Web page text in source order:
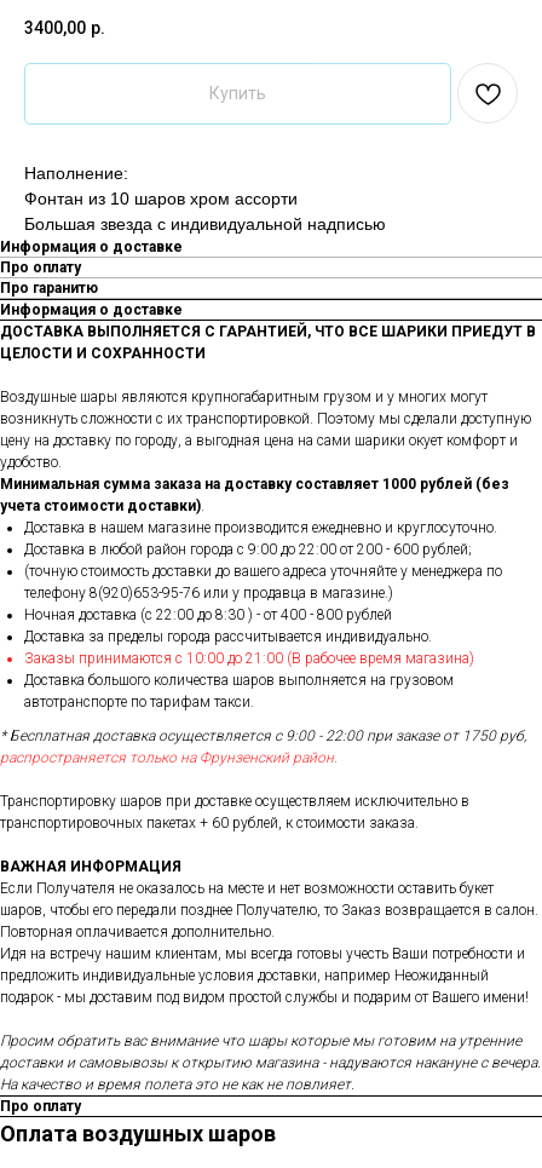
3400,00 р.
Купить
Наполнение:
Фонтан из 10 шаров хром ассорти
Большая звезда с индивидуальной надписью
Информация о доставке
Про оплату
Про гаранитю
Информация о доставке
ДОСТАВКА ВЫПОЛНЯЕТСЯ С ГАРАНТИЕЙ, ЧТО ВСЕ ШАРИКИ ПРИЕДУТ В
ЦЕЛОСТИ И СОХРАННОСТИ
Воздушные шары являются крупногабаритным грузом и у многих могут
возникнуть сложности с их транспортировкой. Поэтому мы сделали доступную
цену на доставку по городу, а выгодная цена на сами шарики окует комфорт и
удобство.
Минимальная сумма заказа на доставку составляет 1000 рублей (без
учета стоимости доставки).
Доставка в нашем магазине производится ежедневно и круглосуточно.
Доставка в любой район города c 9:00 до 22:00 от 200 - 600 рублей;
(точную стоимость доставки до вашего адреса уточняйте у менеджера по
телефону 8(920)653-95-76 или у продавца в магазине.)
Ночная доставка (с 22:00 до 8:30 ) - от 400 - 800 рублей
Доставка за пределы города рассчитывается индивидуально.
Заказы принимаются с 10:00 до 21:00 (В рабочее время магазина)
Доставка большого количества шаров выполняется на грузовом
автотранспорте по тарифам такси.
* Бесплатная доставка осуществляется с 9:00 - 22:00 при заказе от 1750 руб,
распространяется только на Фрунзенский район.
Транспортировку шаров при доставке осуществляем исключительно в
транспортировочных пакетах + 60 рублей, к стоимости заказа.
ВАЖНАЯ ИНФОРМАЦИЯ
Если Получателя не оказалось на месте и нет возможности оставить букет
шаров, чтобы его передали позднее Получателю, то Заказ возвращается в салон.
Повторная оплачивается дополнительно.
Идя на встречу нашим клиентам, мы всегда готовы учесть Ваши потребности и
предложить индивидуальные условия доставки, например Неожиданный
подарок - мы доставим под видом простой службы и подарим от Вашего имени!
Просим обратить вас внимание что шары которые мы готовим на утренние
доставки и самовывозы к открытию магазина - надуваются накануне с вечера.
На качество и время полета это не как не повлияет.
Про оплату
Оплата воздушных шаров